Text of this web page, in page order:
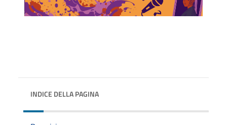
INDICE DELLA PAGINA